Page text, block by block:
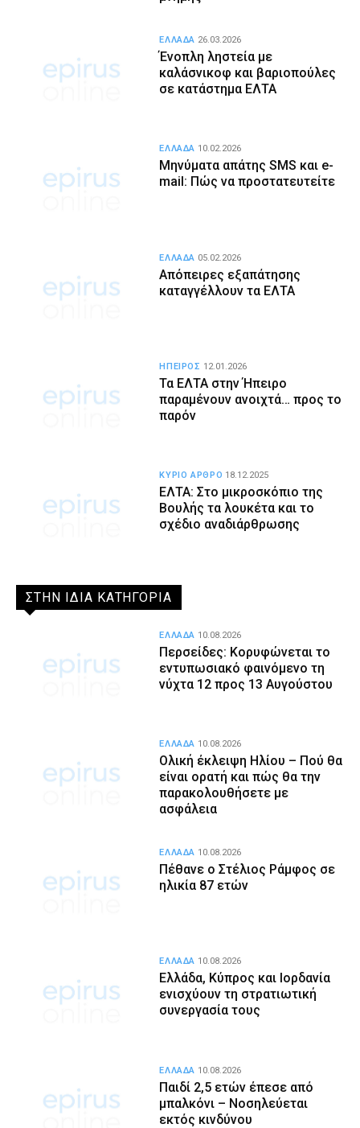
Ένοπλη ληστεία με
καλάσνικοφ και βαριοπούλες
σε κατάστημα ΕΛΤΑ
ΕΛΛΑΔΑ 26.03.2026
Μηνύματα απάτης SMS και e-
mail: Πώς να προστατευτείτε
ΕΛΛΑΔΑ 10.02.2026
Απόπειρες εξαπάτησης
καταγγέλλουν τα ΕΛΤΑ
ΕΛΛΑΔΑ 05.02.2026
Τα ΕΛΤΑ στην Ήπειρο
παραμένουν ανοιχτά… προς το
παρόν
ΗΠΕΙΡΟΣ 12.01.2026
ΕΛΤΑ: Στο μικροσκόπιο της
Βουλής τα λουκέτα και το
σχέδιο αναδιάρθρωσης
ΚΥΡΙΟ ΑΡΘΡΟ 18.12.2025
ΣΤΗΝ ΙΔΙΑ ΚΑΤΗΓΟΡΙΑ
Περσείδες: Κορυφώνεται το
εντυπωσιακό φαινόμενο τη
νύχτα 12 προς 13 Αυγούστου
ΕΛΛΑΔΑ 10.08.2026
Ολική έκλειψη Ηλίου – Πού θα
είναι ορατή και πώς θα την
παρακολουθήσετε με
ασφάλεια
ΕΛΛΑΔΑ 10.08.2026
Πέθανε ο Στέλιος Ράμφος σε
ηλικία 87 ετών
ΕΛΛΑΔΑ 10.08.2026
Ελλάδα, Κύπρος και Ιορδανία
ενισχύουν τη στρατιωτική
συνεργασία τους
ΕΛΛΑΔΑ 10.08.2026
Παιδί 2,5 ετών έπεσε από
μπαλκόνι – Νοσηλεύεται
εκτός κινδύνου
ΕΛΛΑΔΑ 10.08.2026